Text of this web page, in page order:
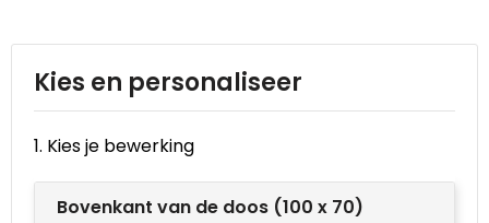
Rugzakken
Schoenentassen
Schoudertassen
Tenson
Urban Vitamin
Kies en personaliseer
1. Kies je bewerking
Bovenkant van de doos (100 x 70)